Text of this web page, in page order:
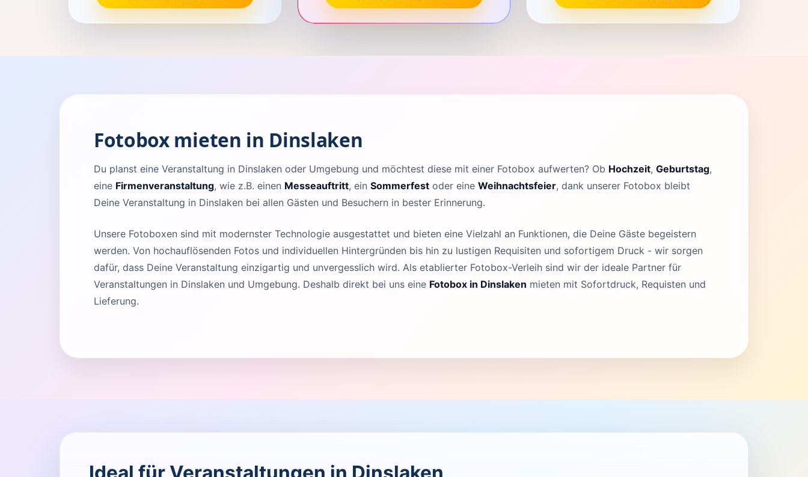
Fotobox mieten in Dinslaken
Du planst eine Veranstaltung in Dinslaken oder Umgebung und möchtest diese mit einer Fotobox aufwerten? Ob Hochzeit, Geburtstag,
eine Firmenveranstaltung, wie z.B. einen Messeauftritt, ein Sommerfest oder eine Weihnachtsfeier, dank unserer Fotobox bleibt
Deine Veranstaltung in Dinslaken bei allen Gästen und Besuchern in bester Erinnerung.
Unsere Fotoboxen sind mit modernster Technologie ausgestattet und bieten eine Vielzahl an Funktionen, die Deine Gäste begeistern
werden. Von hochauflösenden Fotos und individuellen Hintergründen bis hin zu lustigen Requisiten und sofortigem Druck - wir sorgen
dafür, dass Deine Veranstaltung einzigartig und unvergesslich wird. Als etablierter Fotobox-Verleih sind wir der ideale Partner für
Veranstaltungen in Dinslaken und Umgebung. Deshalb direkt bei uns eine Fotobox in Dinslaken mieten mit Sofortdruck, Requisten und
Lieferung.